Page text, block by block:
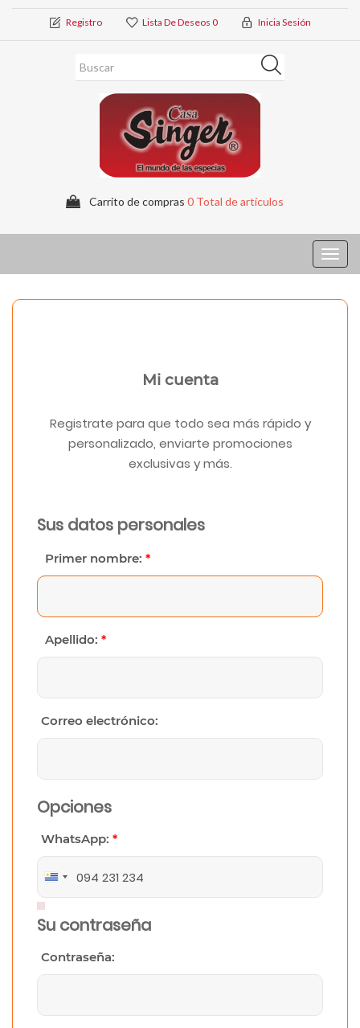
Registro Lista De Deseos 0 Inicia Sesión
Carrito de compras 0 Total de artículos
Mi cuenta
Registrate para que todo sea más rápido y
personalizado, enviarte promociones
exclusivas y más.
Sus datos personales
Primer nombre: *
Apellido: *
Correo electrónico:
Opciones
WhatsApp: *
Uruguay
+598
Su contraseña
Contraseña: